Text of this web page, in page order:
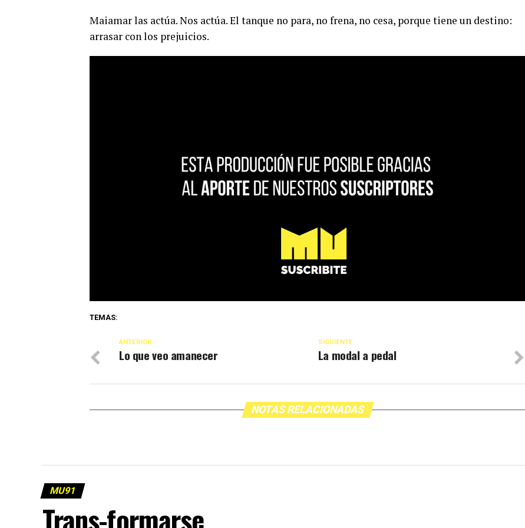
Maiamar las actúa. Nos actúa. El tanque no para, no frena, no cesa, porque tiene un destino:
arrasar con los prejuicios.
TEMAS:
SIGUIENTE
La modal a pedal
ANTERIOR
Lo que veo amanecer
NOTAS RELACIONADAS
MU91
Trans-formarse